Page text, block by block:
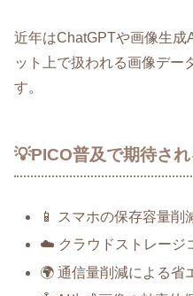
近年はChatGPTや画像生成
ット上で扱われる画像デー
す。
💡PICO普及で期待さ
📱 スマホの保存容量削
☁️ クラウドストレージ
🌍 通信量削減による省